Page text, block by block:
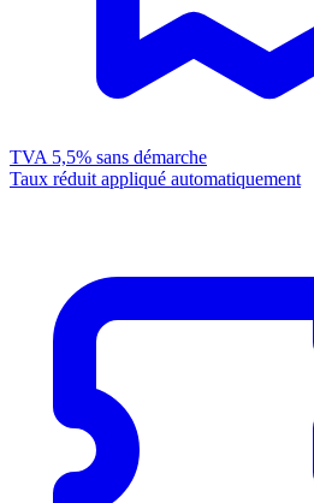
TVA 5,5% sans démarche
Taux réduit appliqué automatiquement